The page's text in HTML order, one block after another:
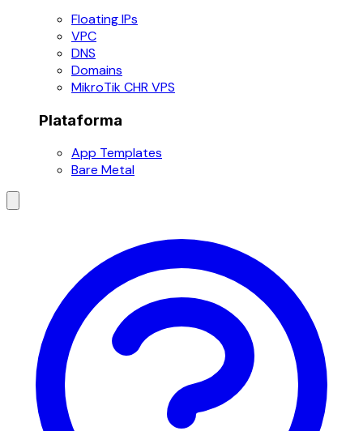
Floating IPs
VPC
DNS
Domains
MikroTik CHR VPS
Plataforma
App Templates
Bare Metal